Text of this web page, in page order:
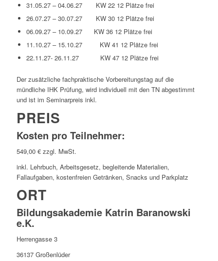
31.05.27 – 04.06.27 KW 22 12 Plätze frei
26.07.27 – 30.07.27 KW 30 12 Plätze frei
06.09.27 – 10.09.27 KW 36 12 Plätze frei
11.10.27 – 15.10.27 KW 41 12 Plätze frei
22.11.27- 26.11.27 KW 47 12 Plätze frei
Der zusätzliche fachpraktische Vorbereitungstag auf die
mündliche IHK Prüfung, wird individuell mit den TN abgestimmt
und ist im Seminarpreis inkl.
PREIS
Kosten pro Teilnehmer:
549,00 € zzgl. MwSt.
inkl. Lehrbuch, Arbeitsgesetz, begleitende Materialien,
Fallaufgaben, kostenfreien Getränken, Snacks und Parkplatz
ORT
Bildungsakademie Katrin Baranowski
e.K.
Herrengasse 3
36137 Großenlüder